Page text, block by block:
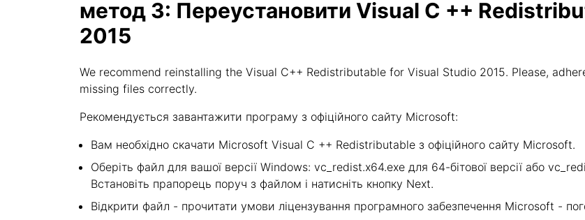
метод 3: Переустановити Visual C ++
2015
We recommend reinstalling the Visual C++ Redistributable for Visual Studio 2015. Please,
missing files correctly.
Рекомендується завантажити програму з офіційного сайту Microsoft:
Вам необхідно скачати Microsoft Visual C ++ Redistributable з офіційного сайту Microsoft.
Оберіть файл для вашої версії Windows: vc_redist.x64.exe для 64-бітової версії або
Встановіть прапорець поруч з файлом і натисніть кнопку Next.
Відкрити файл - прочитати умови ліцензування програмного забезпечення Microsoft -